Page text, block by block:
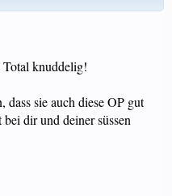
Total knuddelig!
sie auch diese OP gut
dir und deiner süssen